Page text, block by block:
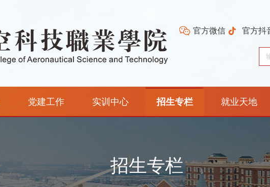
官方抖
官方微信
党建工作 实训中心 招生专栏 就业天地
招生专栏